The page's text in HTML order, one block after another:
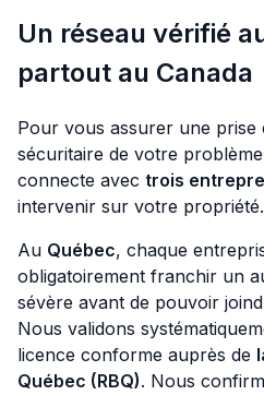
Un réseau vérifié
partout au Canada
Pour vous assurer une prise
sécuritaire de votre
connecte avec trois
intervenir sur votre propriété.
Au Québec, chaque
obligatoirement franchir un
sévère avant de pouvoir
Nous validons
licence conforme auprès de
Québec (RBQ). Nous